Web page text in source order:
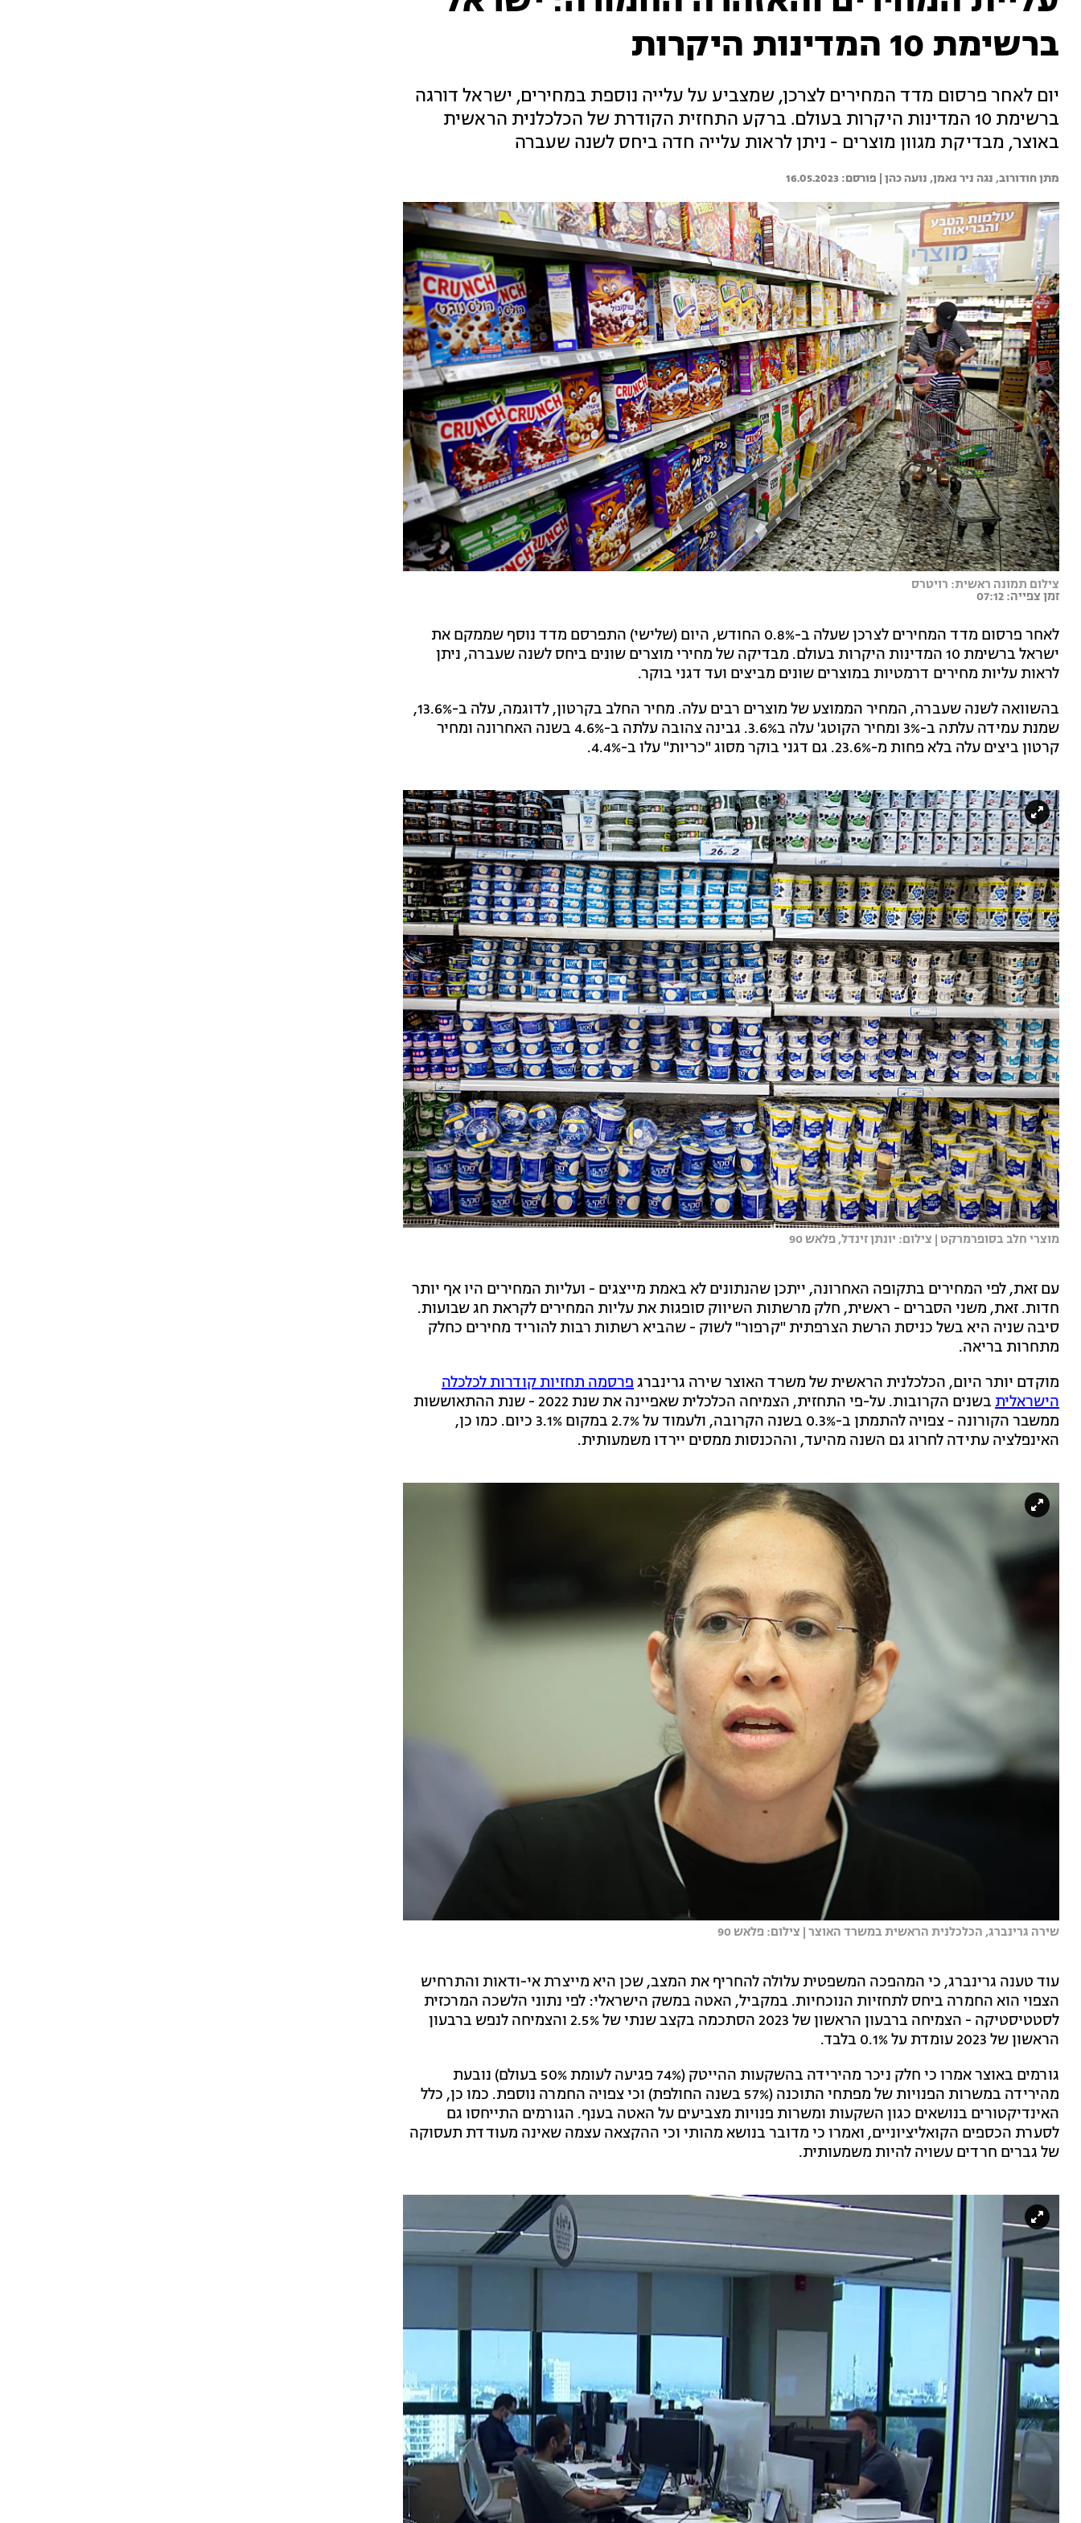
ברשימת 10 המדינות היקרות
יום לאחר פרסום מדד המחירים לצרכן, שמצביע על עלייה נוספת במחירים, ישראל דורגה
ברשימת 10 המדינות היקרות בעולם. ברקע התחזית הקודרת של הכלכלנית הראשית
באוצר, מבדיקת מגוון מוצרים - ניתן לראות עלייה חדה ביחס לשנה שעברה
מתן חודורוב, נגה ניר נאמן, נועה כהן | 16.05.2023
צילום תמונה ראשית: רויטרס
זמן צפייה: 07:12
לאחר פרסום מדד המחירים לצרכן שעלה ב-0.8% החודש, היום (שלישי) התפרסם מדד נוסף שממקם את
ישראל ברשימת 10 המדינות היקרות בעולם. מבדיקה של מחירי מוצרים שונים ביחס לשנה שעברה, ניתן
לראות עליות מחירים דרמטיות במוצרים שונים מביצים ועד דגני בוקר.
בהשוואה לשנה שעברה, המחיר הממוצע של מוצרים רבים עלה. מחיר החלב בקרטון, לדוגמה, עלה ב-13.6%,
שמנת עמידה עלתה ב-3% ומחיר הקוטג' עלה ב3.6%. גבינה צהובה עלתה ב-4.6% בשנה האחרונה ומחיר
קרטון ביצים עלה בלא פחות מ-23.6%. גם דגני בוקר מסוג "כריות" עלו ב-4.4%.
מוצרי חלב בסופרמרקט | צילום: יונתן זינדל, פלאש 90
עם זאת, לפי המחירים בתקופה האחרונה, ייתכן שהנתונים לא באמת מייצגים - ועליות המחירים היו אף יותר
חדות. זאת, משני הסברים - ראשית, חלק מרשתות השיווק סופגות את עליות המחירים לקראת חג שבועות.
סיבה שניה היא בשל כניסת הרשת הצרפתית "קרפור" לשוק - שהביא רשתות רבות להוריד מחירים כחלק
מתחרות בריאה.
מוקדם יותר היום, הכלכלנית הראשית של משרד האוצר שירה גרינברגפרסמה תחזיות קודרות לכלכלה
הישראלית
בשנים הקרובות. על-פי התחזית, הצמיחה הכלכלית שאפיינה את שנת 2022 - שנת ההתאוששות
ממשבר הקורונה - צפויה להתמתן ב-0.3% בשנה הקרובה, ולעמוד על 2.7% במקום 3.1% כיום. כמו כן,
האינפלציה עתידה לחרוג גם השנה מהיעד, וההכנסות ממסים יירדו משמעותית.
שירה גרינברג, הכלכלנית הראשית במשרד האוצר | צילום: פלאש 90
עוד טענה גרינברג, כי המהפכה המשפטית עלולה להחריף את המצב, שכן היא מייצרת אי-ודאות והתרחיש
הצפוי הוא החמרה ביחס לתחזיות הנוכחיות. במקביל, האטה במשק הישראלי: לפי נתוני הלשכה המרכזית
לסטטיסטיקה - הצמיחה ברבעון הראשון של 2023 הסתכמה בקצב שנתי של 2.5% והצמיחה לנפש ברבעון
הראשון של 2023 עומדת על 0.1% בלבד.
גורמים באוצר אמרו כי חלק ניכר מהירידה בהשקעות ההייטק (74% פגיעה לעומת 50% בעולם) נובעת
מהירידה במשרות הפנויות של מפתחי התוכנה (57% בשנה החולפת) וכי צפויה החמרה נוספת. כמו כן, כלל
האינדיקטורים בנושאים כגון השקעות ומשרות פנויות מצביעים על האטה בענף. הגורמים התייחסו גם
לסערת הכספים הקואליציוניים, ואמרו כי מדובר בנושא מהותי וכי ההקצאה עצמה שאינה מעודדת תעסוקה
של גברים חרדים עשויה להיות משמעותית.